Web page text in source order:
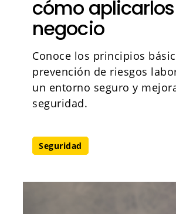
cómo
negocio
Conoce los principios
prevención de riesgos
un entorno seguro y
seguridad.
Seguridad